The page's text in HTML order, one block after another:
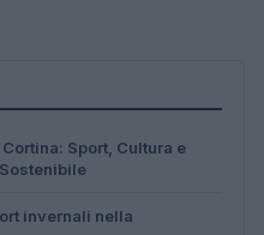
Sport, Cultura e
invernali nella